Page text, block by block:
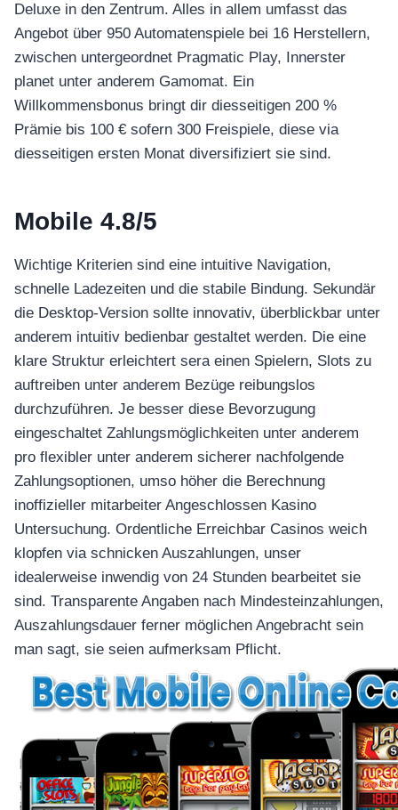
Deluxe in den Zentrum. Alles in allem umfasst das
Angebot über 950 Automatenspiele bei 16 Herstellern,
zwischen untergeordnet Pragmatic Play, Innerster
planet unter anderem Gamomat. Ein
Willkommensbonus bringt dir diesseitigen 200 %
Prämie bis 100 € sofern 300 Freispiele, diese via
diesseitigen ersten Monat diversifiziert sie sind.
Mobile 4.8/5
Wichtige Kriterien sind eine intuitive Navigation,
schnelle Ladezeiten und die stabile Bindung. Sekundär
die Desktop-Version sollte innovativ, überblickbar unter
anderem intuitiv bedienbar gestaltet werden. Die eine
klare Struktur erleichtert sera einen Spielern, Slots zu
auftreiben unter anderem Bezüge reibungslos
durchzuführen. Je besser diese Bevorzugung
eingeschaltet Zahlungsmöglichkeiten unter anderem
pro flexibler unter anderem sicherer nachfolgende
Zahlungsoptionen, umso höher die Berechnung
inoffizieller mitarbeiter Angeschlossen Kasino
Untersuchung. Ordentliche Erreichbar Casinos weich
klopfen via schnicken Auszahlungen, unser
idealerweise inwendig von 24 Stunden bearbeitet sie
sind. Transparente Angaben nach Mindesteinzahlungen,
Auszahlungsdauer ferner möglichen Angebracht sein
man sagt, sie seien aufmerksam Pflicht.